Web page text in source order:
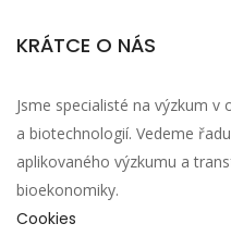
KRÁTCE O NÁS
Jsme specialisté na výzkum
a biotechnologií. Vedeme
aplikovaného výzkumu a
bioekonomiky.
Cookies